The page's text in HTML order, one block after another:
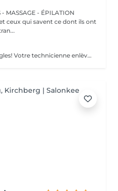
MASSAGE - ÉPILATION
ceux qui savent ce dont ils ont
Nous prenons soin de vos ongles! Votre technicienne enlèvera délicatement les cellules mortes, façonnera et limera vos ongles, et polira la surface extérieure pour un fini lisse et naturel. Nos experts proposent des manucures à bords, hardware ou combinées, selon vos préférences. Comment se fait une manucure sans vernis? - la peau rugueuse est délicatement enlevée - la forme de la plaque de l'ongle est corrigée avec douceur - les cuticules et bords latéraux sont soigneusement traités - de l'huile nourrissante pour les cuticules et de la crème pour les mains sont appliquées pour nourrir et hydrater Limitations d'âge: recommandé à partir de 14 ans. Recommandations post-procédure: aucun soin particulier n'est nécessaire après cette procédure. Fréquence: une fois toutes les 3 semaines.